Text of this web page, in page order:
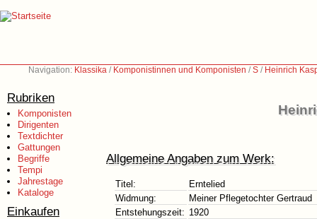
Navigation: Klassika / Komponistinnen und Komponisten /S / Heinrich
Rubriken
Komponisten
Dirigenten
Textdichter
Gattungen
Begriffe
Tempi
Jahrestage
Kataloge
Einkaufen
Allgemeine Angaben zum Werk:
Titel:
Erntelied
Widmung:
Meiner Pflegetochter Gertraud
Entstehungszeit: 1920